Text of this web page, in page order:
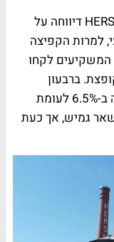
יצרנית הממתקים הרשי'ז HERSHEY CO THE דיווחה על
למרות הקפיצה
המשקיעים לקחו
ברבעון
הרביעי העלתה החברה את מחירי מוצריה ב-6.5% לעומת
גמיש, אך כעת